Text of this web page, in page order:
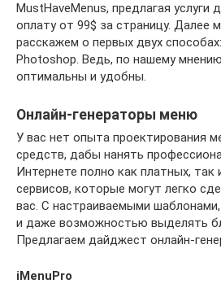
MustHaveMenus, предлагая услуги
оплату от 99$ за страницу. Далее
расскажем о первых двух
Photoshop. Ведь, по нашему
оптимальны и удобны.
Онлайн-генераторы меню
У вас нет опыта проектирования
средств, дабы нанять
Интернете полно как платных, так
сервисов, которые могут легко
вас. С настраиваемыми
и даже возможностью выделять
Предлагаем дайджест онлайн-
iMenuPro